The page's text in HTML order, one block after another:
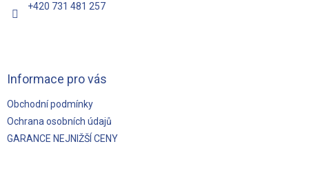
+420 731 481 257
Informace pro vás
Obchodní podmínky
Ochrana osobních údajů
GARANCE NEJNIŽŠÍ CENY